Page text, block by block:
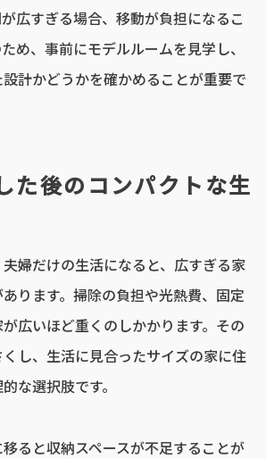
広すぎる場合、移動が負担になるこ
め、事前にモデルルームを見学し、
計かどうかを確かめることが重要で
た後のコンパクトな生
婦だけの生活になると、広すぎる家
ります。掃除の負担や光熱費、固定
広いほど重くのしかかります。その
し、生活に見合ったサイズの家に住
な選択肢です。
ると収納スペースが不足することが